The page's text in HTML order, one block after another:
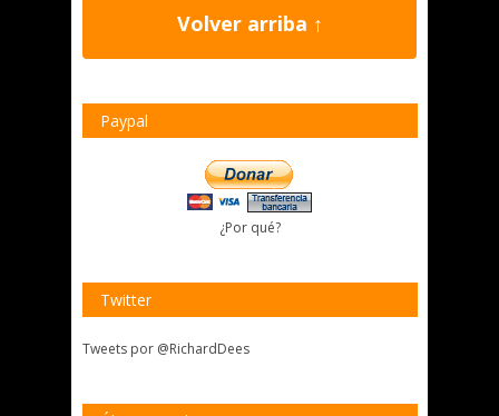
Volver arriba ↑
Paypal
¿Por qué?
Twitter
Tweets por @RichardDees